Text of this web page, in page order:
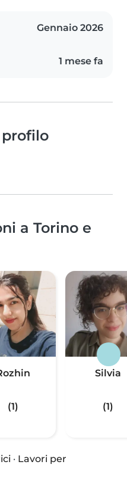
Gennaio 2026
1 mese fa
a Torino e
(1)
Silvia
(1)
· Lavori per